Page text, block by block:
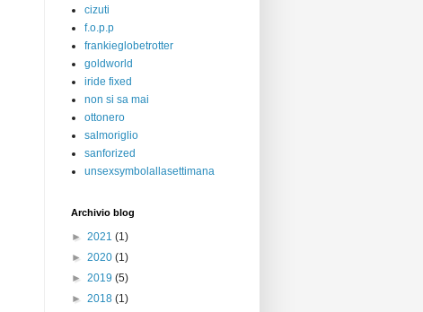
cizuti
f.o.p.p
frankieglobetrotter
goldworld
iride fixed
non si sa mai
ottonero
salmoriglio
sanforized
unsexsymbolallasettimana
Archivio blog
► 2021 (1)
► 2020 (1)
► 2019 (5)
► 2018 (1)